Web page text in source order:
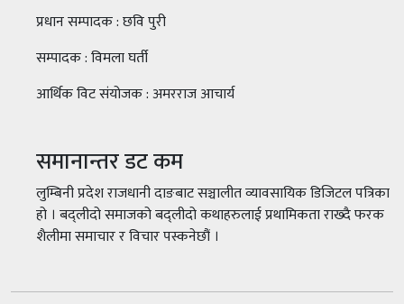
प्रधान सम्पादक : छवि पुरी
सम्पादक : विमला घर्ती
आर्थिक विट संयोजक : अमरराज आचार्य
समानान्तर डट कम
लुम्बिनी प्रदेश राजधानी दाङबाट सञ्चालीत व्यावसायिक डिजिटल पत्रिका
हो । बद्लीदो समाजको बद्लीदो कथाहरुलाई प्रथामिकता राख्दै फरक
शैलीमा समाचार र विचार पस्कनेछौं ।